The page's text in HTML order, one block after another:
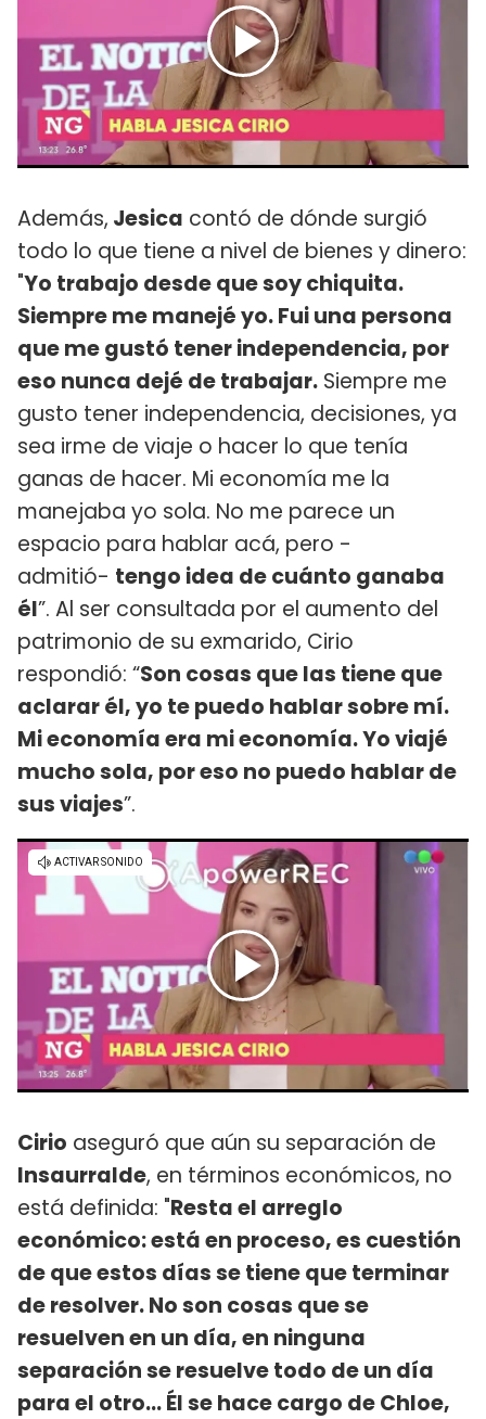
Además, Jesica contó de dónde surgió
todo lo que tiene a nivel de bienes y dinero:
"Yo trabajo desde que soy chiquita.
Siempre me manejé yo. Fui una persona
que me gustó tener independencia, por
eso nunca dejé de trabajar. Siempre me
gusto tener independencia, decisiones, ya
sea irme de viaje o hacer lo que tenía
ganas de hacer. Mi economía me la
manejaba yo sola. No me parece un
espacio para hablar acá, pero -
admitió- tengo idea de cuánto ganaba
él”. Al ser consultada por el aumento del
patrimonio de su exmarido, Cirio
respondió: “Son cosas que las tiene que
aclarar él, yo te puedo hablar sobre mí.
Mi economía era mi economía. Yo viajé
mucho sola, por eso no puedo hablar de
sus viajes”.
Cirio aseguró que aún su separación de
Insaurralde, en términos económicos, no
está definida: "Resta el arreglo
económico: está en proceso, es cuestión
de que estos días se tiene que terminar
de resolver. No son cosas que se
resuelven en un día, en ninguna
separación se resuelve todo de un día
para el otro... Él se hace cargo de Chloe,